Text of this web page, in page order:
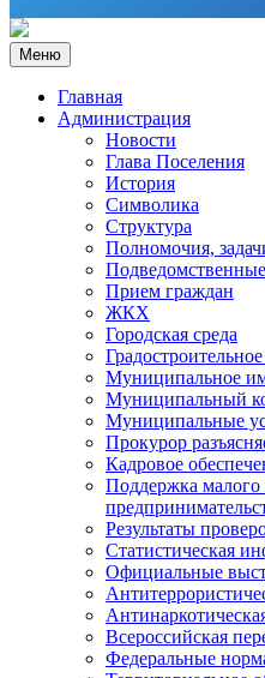
Меню
Главная
Администрация
Новости
Глава Поселения
История
Символика
Структура
Полномочия,
Прием граждан
ЖКХ
Городская среда
Муниципальное
Муниципальный
Муниципальные
Прокурор
Кадровое
Поддержка малого
Результаты
Статистическая
Официальные
Всероссийская
Федеральные